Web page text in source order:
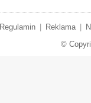
Regulamin Reklama
©